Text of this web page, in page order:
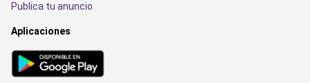
Publica tu anuncio
Aplicaciones